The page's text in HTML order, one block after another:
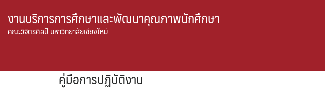
content
งานบริการการศึกษาและพัฒนาคุณภาพนักศึกษา
คณะวิจิตรศิลป์ มหาวิทยาลัยเชียงใหม่
คู่มือการปฏิบัติงาน